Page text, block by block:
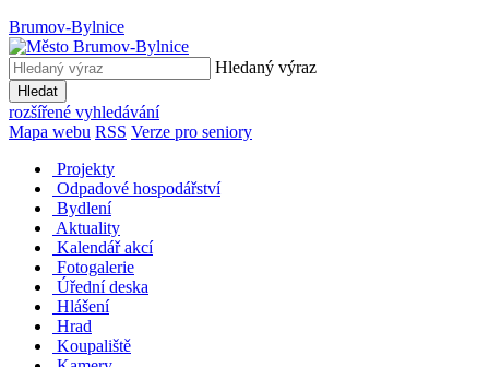
Brumov-Bylnice
Hledaný výraz
Hledat
rozšířené vyhledávání
Mapa webu RSS Verze pro seniory
Projekty
Odpadové hospodářství
Bydlení
Aktuality
Kalendář akcí
Fotogalerie
Úřední deska
Hlášení
Hrad
Koupaliště